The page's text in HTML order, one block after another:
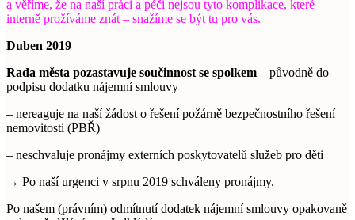
a věříme, že na naší práci a péči nejsou tyto komplikace, které
interně prožíváme znát – snažíme se být tu pro vás.
Duben 2019
Rada města pozastavuje součinnost se spolkem – původně do
podpisu dodatku nájemní smlouvy
– nereaguje na naší žádost o řešení požárně bezpečnostního řešení
nemovitosti (PBŘ)
– neschvaluje pronájmy externích poskytovatelů služeb pro děti
→ Po naší urgenci v srpnu 2019 schváleny pronájmy.
Po našem (právním) odmítnutí dodatek nájemní smlouvy opakovaně